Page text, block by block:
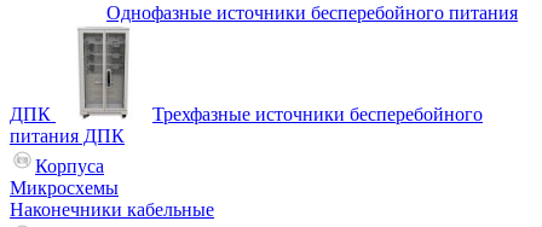
Однофазные источники бесперебойного питания
ДПК
Трехфазные источники бесперебойного
питания ДПК
Корпуса
Микросхемы
Наконечники кабельные